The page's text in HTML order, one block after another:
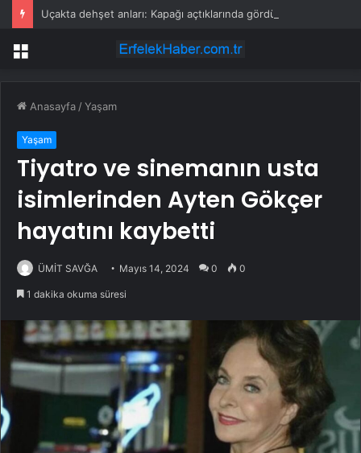
Menü
Anasayfa /Yaşam
Yaşam
Tiyatro ve sinemanın usta
isimlerinden Ayten Gökçer
hayatını kaybetti
ÜMİT SAVĞA Mayıs 14, 2024 0 0
1 dakika okuma süresi